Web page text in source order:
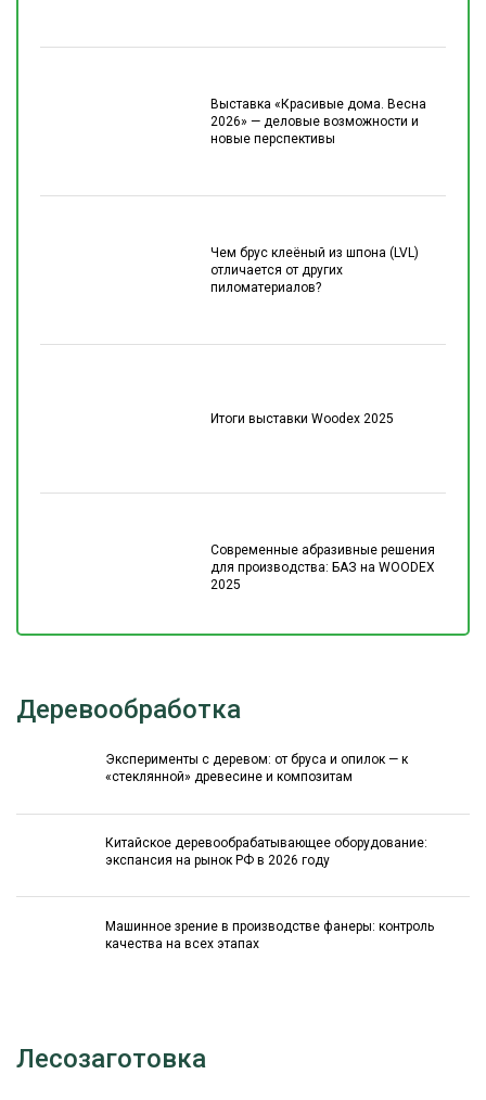
Выставка «Красивые дома. Весна
2026» — деловые возможности и
новые перспективы
Чем брус клеёный из шпона (LVL)
отличается от других
пиломатериалов?
Итоги выставки Woodex 2025
Современные абразивные решения
для производства: БАЗ на WOODEX
2025
Деревообработка
Эксперименты с деревом: от бруса и опилок — к
«стеклянной» древесине и композитам
Китайское деревообрабатывающее оборудование:
экспансия на рынок РФ в 2026 году
Машинное зрение в производстве фанеры: контроль
качества на всех этапах
Лесозаготовка